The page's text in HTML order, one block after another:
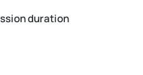
duration